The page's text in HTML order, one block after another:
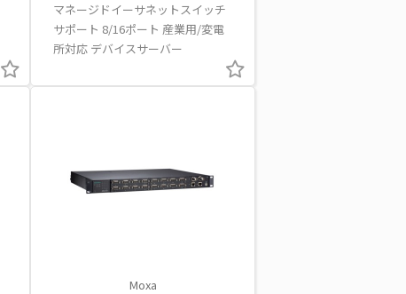
マネージドイーサネットスイッチ
サポート 8/16ポート 産業用/変電
所対応 デバイスサーバー
Moxa